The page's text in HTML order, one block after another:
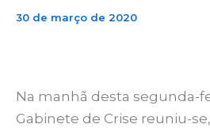
30 de março de 2020
Na manhã desta segunda-
Gabinete de Crise reuniu-